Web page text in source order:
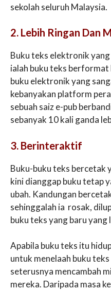
sekolah seluruh Malaysia.
2. Lebih Ringan Dan
Buku teks elektronik
ialah buku teks
buku elektronik yang
kebanyakan platform
sebuah saiz e-pub
sebanyak 10 kali ganda
3. Berinteraktif
Buku-buku teks bercetak
kini dianggap buku tetap
ubah. Kandungan
sehinggalah ia rosak,
buku teks yang baru yang
Apabila buku teks itu
untuk menelaah buku
seterusnya mencambah
mereka. Daripada masa